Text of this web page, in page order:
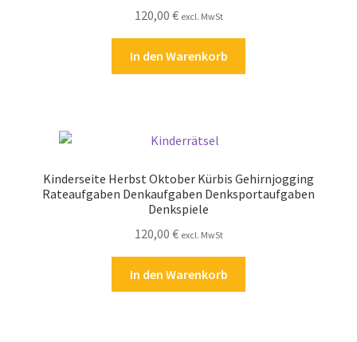
120,00 € excl. MwSt
In den Warenkorb
Kinderseite Herbst Oktober Kürbis Gehirnjogging
Rateaufgaben Denkaufgaben Denksportaufgaben
Denkspiele
120,00 € excl. MwSt
In den Warenkorb